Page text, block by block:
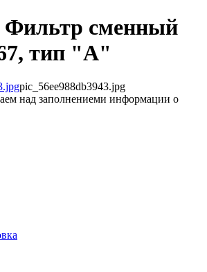
Фильтр сменный
тип "А"
pic_56ee988db3943.jpg
над заполнениеми информации о